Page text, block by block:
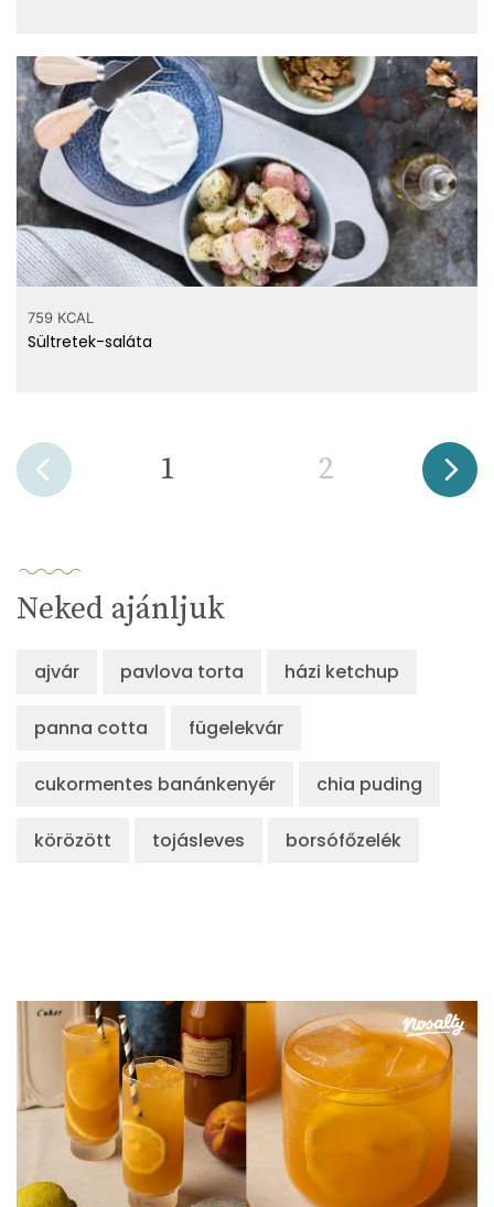
759 KCAL
Sültretek-saláta
1 2
Neked ajánljuk
ajvár pavlova torta házi ketchup
panna cotta fügelekvár
cukormentes banánkenyér chia puding
körözött tojásleves borsófőzelék